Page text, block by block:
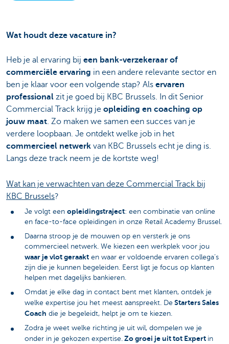
Wat houdt deze vacature in?
Heb je al ervaring bij een bank-verzekeraar of
commerciële ervaring in een andere relevante sector en
ben je klaar voor een volgende stap? Als ervaren
professional zit je goed bij KBC Brussels. In dit Senior
Commercial Track krijg je opleiding en coaching op
jouw maat. Zo maken we samen een succes van je
verdere loopbaan. Je ontdekt welke job in het
commercieel netwerk van KBC Brussels echt je ding is.
Langs deze track neem je de kortste weg!
Wat kan je verwachten van deze Commercial Track bij
KBC Brussels?
Je volgt een opleidingstraject: een combinatie van online
en face-to-face opleidingen in onze Retail Academy Brussel.
Daarna stroop je de mouwen op en versterk je ons
commercieel netwerk. We kiezen een werkplek voor jou
waar je vlot geraakt en waar er voldoende ervaren collega’s
zijn die je kunnen begeleiden. Eerst ligt je focus op klanten
helpen met dagelijks bankieren.
Omdat je elke dag in contact bent met klanten, ontdek je
welke expertise jou het meest aanspreekt. De Starters Sales
Coach die je begeleidt, helpt je om te kiezen.
Zodra je weet welke richting je uit wil, dompelen we je
onder in je gekozen expertise. Zo groei je uit tot Expert in